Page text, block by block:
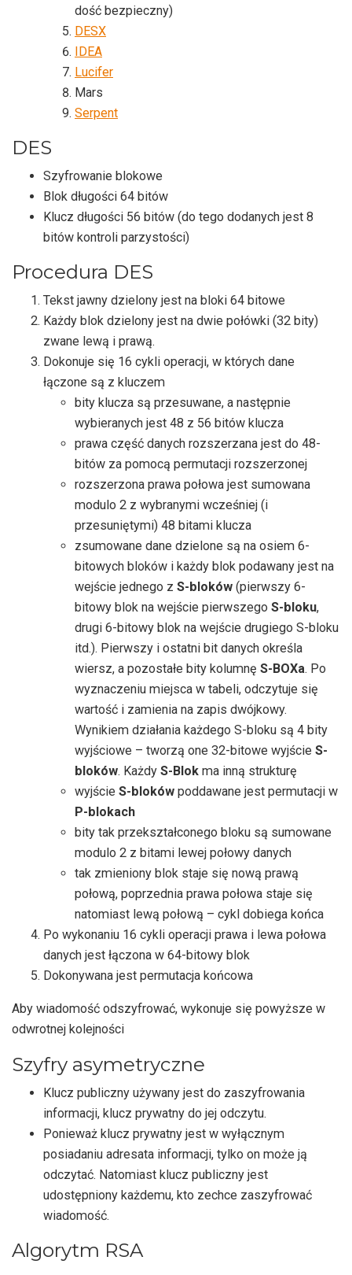
dość bezpieczny)
DESX
IDEA
Lucifer
Mars
Serpent
DES
Szyfrowanie blokowe
Blok długości 64 bitów
Klucz długości 56 bitów (do tego dodanych jest 8
bitów kontroli parzystości)
Procedura DES
Tekst jawny dzielony jest na bloki 64 bitowe
Każdy blok dzielony jest na dwie połówki (32 bity)
zwane lewą i prawą.
Dokonuje się 16 cykli operacji, w których dane
łączone są z kluczem
bity klucza są przesuwane, a następnie
wybieranych jest 48 z 56 bitów klucza
prawa część danych rozszerzana jest do 48-
bitów za pomocą permutacji rozszerzonej
rozszerzona prawa połowa jest sumowana
modulo 2 z wybranymi wcześniej (i
przesuniętymi) 48 bitami klucza
zsumowane dane dzielone są na osiem 6-
bitowych bloków i każdy blok podawany jest na
wejście jednego z S-bloków (pierwszy 6-
bitowy blok na wejście pierwszego S-bloku,
drugi 6-bitowy blok na wejście drugiego S-bloku
itd.). Pierwszy i ostatni bit danych określa
wiersz, a pozostałe bity kolumnę S-BOXa. Po
wyznaczeniu miejsca w tabeli, odczytuje się
wartość i zamienia na zapis dwójkowy.
Wynikiem działania każdego S-bloku są 4 bity
wyjściowe – tworzą one 32-bitowe wyjście S-
bloków. Każdy S-Blok ma inną strukturę
wyjście S-bloków poddawane jest permutacji w
P-blokach
bity tak przekształconego bloku są sumowane
modulo 2 z bitami lewej połowy danych
tak zmieniony blok staje się nową prawą
połową, poprzednia prawa połowa staje się
natomiast lewą połową – cykl dobiega końca
Po wykonaniu 16 cykli operacji prawa i lewa połowa
danych jest łączona w 64-bitowy blok
Dokonywana jest permutacja końcowa
Aby wiadomość odszyfrować, wykonuje się powyższe w
odwrotnej kolejności
Szyfry asymetryczne
Klucz publiczny używany jest do zaszyfrowania
informacji, klucz prywatny do jej odczytu.
Ponieważ klucz prywatny jest w wyłącznym
posiadaniu adresata informacji, tylko on może ją
odczytać. Natomiast klucz publiczny jest
udostępniony każdemu, kto zechce zaszyfrować
wiadomość.
Algorytm RSA